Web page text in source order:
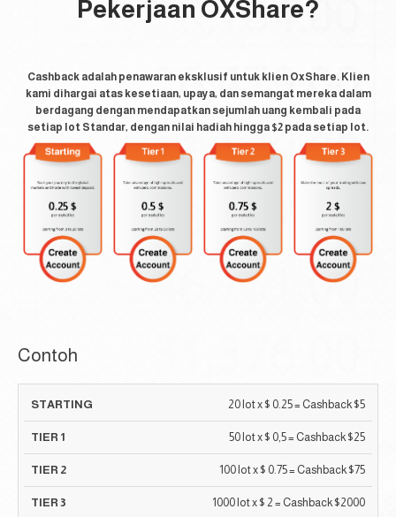
Pekerjaan OXShare?
Cashback adalah penawaran eksklusif untuk klien OxShare. Klien
kami dihargai atas kesetiaan, upaya, dan semangat mereka dalam
berdagang dengan mendapatkan sejumlah uang kembali pada
setiap lot Standar, dengan nilai hadiah hingga $2 pada setiap lot.
Contoh
TINGKAT
1
TINGKAT
2
TINGKAT
3
20 lot x $ 0.25 = Cashback $5
50 lot x $ 0,5 = Cashback $25
100 lot x $ 0.75 = Cashback $75
1000 lot x $ 2 = Cashback $2000